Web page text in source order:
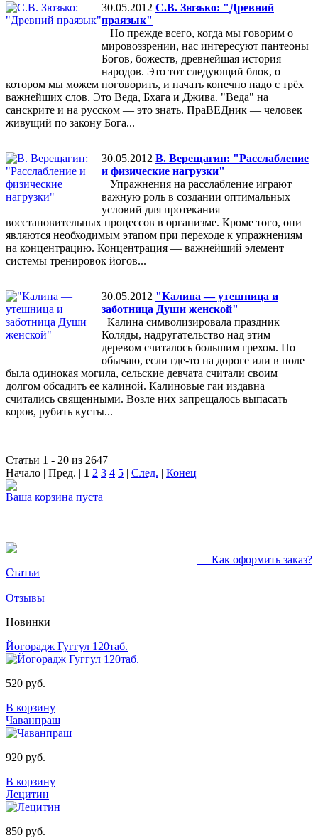
30.05.2012 С.В. Зюзько: "Древний
праязык"
Но прежде всего, когда мы говорим о
мировоззрении, нас интересуют пантеоны
Богов, божеств, древнейшая история
народов. Это тот следующий блок, о
котором мы можем поговорить, и начать конечно надо с трёх
важнейших слов. Это Веда, Бхага и Джива. "Веда" на
санскрите и на русском — это знать. ПраВЕДник — человек
живущий по закону Бога...
30.05.2012 В. Верещагин: "Расслабление
и физические нагрузки"
Упражнения на расслабление играют
важную роль в создании оптимальных
условий для протекания
восстановительных процессов в организме. Кроме того, они
являются необходимым этапом при переходе к упражнениям
на концентрацию. Концентрация — важнейший элемент
системы тренировок йогов...
30.05.2012 "Калина — утешница и
заботница Души женской"
Калина символизировала праздник
Коляды, надругательство над этим
деревом считалось большим грехом. По
обычаю, если где-то на дороге или в поле
была одинокая могила, сельские девчата считали своим
долгом обсадить ее калиной. Калиновые гаи издавна
считались священными. Возле них запрещалось выпасать
коров, рубить кусты...
Статьи 1 - 20 из 2647
Начало | Пред. | 1 2 3 4 5 | След. | Конец
Ваша корзина пуста
— Как оформить заказ?
Статьи
Отзывы
Новинки
Йогорадж Гуггул 120таб.
520 руб.
В корзину
Чаванпраш
920 руб.
В корзину
Лецитин
850 руб.